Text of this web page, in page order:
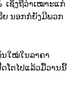
ເຊິ່ງຖືວ່າເໝາະແກ່
ຍ ນອກກໍຍັງມີພວກ
ນໃໝ່ໃນລາຄາ
ດໂຕໄປແລ້ວມື້ວານນີ້